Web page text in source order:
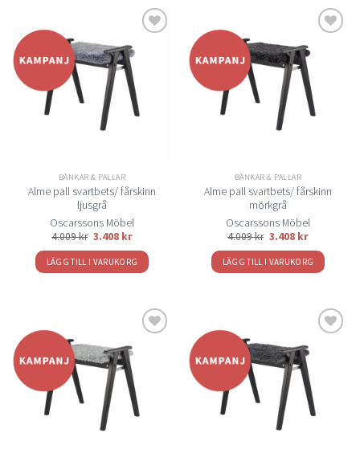
önskelistan
BÄNKAR & PALLAR
Alme pall svartbets/ fårskinn
ljusgrå
Oscarssons Möbel
4.009kr 3.408 kr
LÄGG TILL I VARUKORG
önskelistan
BÄNKAR & PALLAR
Alme pall svartbets/ fårskinn
mörkgrå
Oscarssons Möbel
4.009kr 3.408 kr
LÄGG TILL I VARUKORG
önskelistan
önskelistan